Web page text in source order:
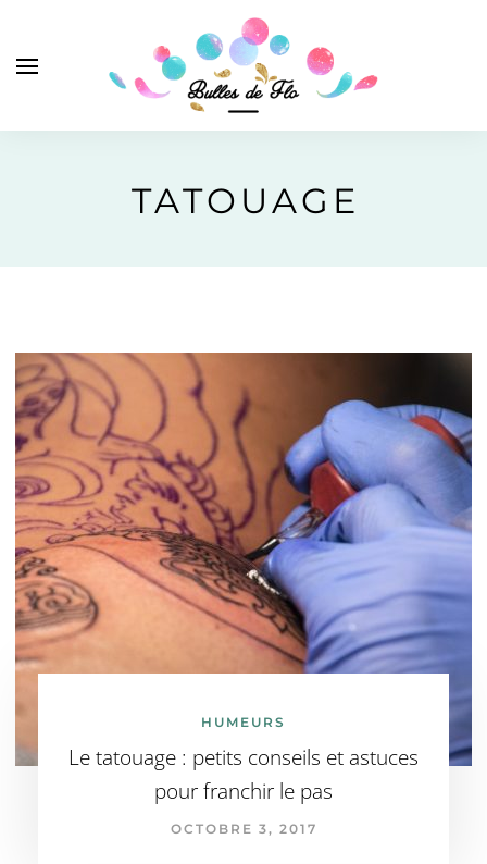
TATOUAGE
HUMEURS
Le tatouage : petits conseils et astuces
pour franchir le pas
OCTOBRE 3, 2017